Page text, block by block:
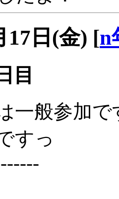
17日(金) [n
目
一般参加で
すっ